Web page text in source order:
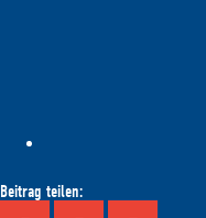
Beitrag teilen: